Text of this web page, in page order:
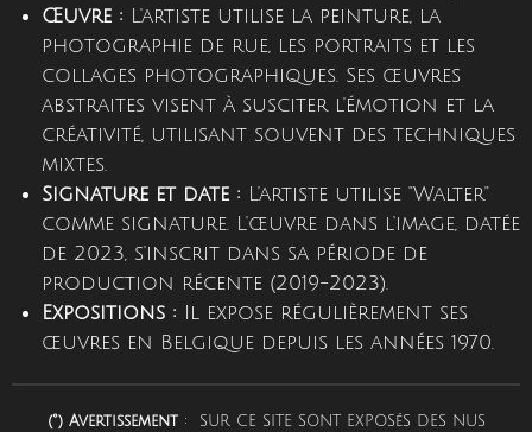
Œuvre : L'artiste utilise la peinture, la
photographie de rue, les portraits et les
collages photographiques. Ses œuvres
abstraites visent à susciter l'émotion et la
créativité, utilisant souvent des techniques
mixtes.
Signature et date : L'artiste utilise "Walter"
comme signature. L'œuvre dans l'image, datée
de 2023, s'inscrit dans sa période de
production récente (2019-2023).
Expositions : Il expose régulièrement ses
œuvres en Belgique depuis les années 1970.
(°) Avertissement: SUR CE SITE SONT EXPOSéS DES NUS